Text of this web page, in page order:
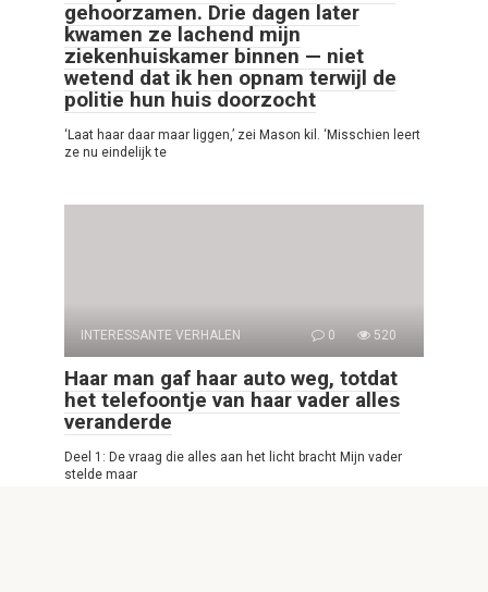
gehoorzamen. Drie dagen later
kwamen ze lachend mijn
ziekenhuiskamer binnen — niet
wetend dat ik hen opnam terwijl de
politie hun huis doorzocht
‘Laat haar daar maar liggen,’ zei Mason kil. ‘Misschien leert
ze nu eindelijk te
INTERESSANTE VERHALEN 0 520
Haar man gaf haar auto weg, totdat
het telefoontje van haar vader alles
veranderde
Deel 1: De vraag die alles aan het licht bracht Mijn vader
stelde maar